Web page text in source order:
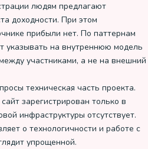
людям предлагают
доходности. При этом
прибыли нет. По паттернам
указывать на внутреннюю модель
участниками, а не на внешний
техническая часть проекта.
зарегистрирован только в
инфраструктуры отсутствует.
о технологичности и работе с
упрощенной.